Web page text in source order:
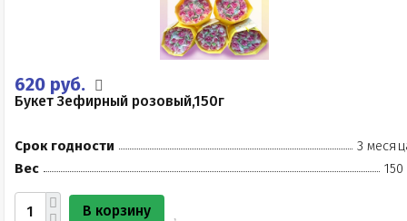
620 руб.
Букет Зефирный розовый,150г
Срок годности
3
Вес
150
В корзину